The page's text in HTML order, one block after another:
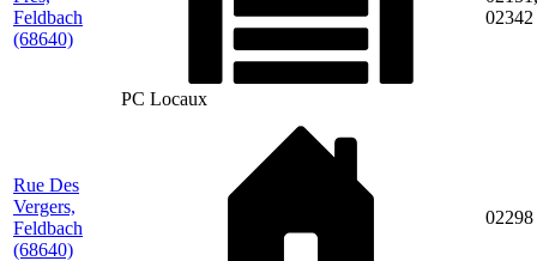
Feldbach
(68640)
PC Locaux
02342
Rue Des
Vergers,
Feldbach
(68640)
02298